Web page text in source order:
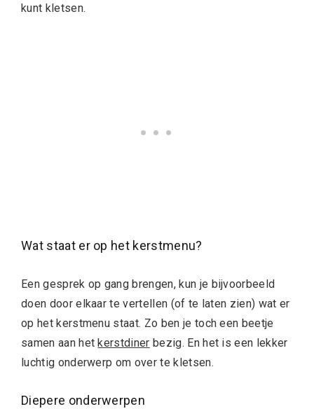
kunt kletsen.
Wat staat er op het kerstmenu?
Een gesprek op gang brengen, kun je bijvoorbeeld
doen door elkaar te vertellen (of te laten zien) wat er
op het kerstmenu staat. Zo ben je toch een beetje
samen aan hetkerstdiner bezig. En het is een lekker
luchtig onderwerp om over te kletsen.
Diepere onderwerpen